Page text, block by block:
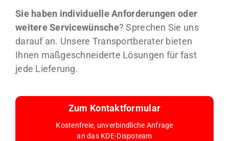
Sie haben individuelle Anforderungen oder
weitere Servicewünsche? Sprechen Sie uns
darauf an. Unsere Transportberater bieten
Ihnen maßgeschneiderte Lösungen für fast
jede Lieferung.
Zum Kontaktformular
Kostenfreie, unverbindliche Anfrage
an das KDE-Dispoteam